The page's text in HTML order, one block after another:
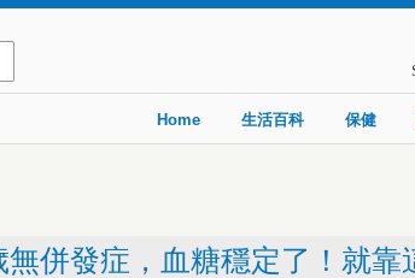
Home 生活百科 保健
無併發症，血糖穩定了！就